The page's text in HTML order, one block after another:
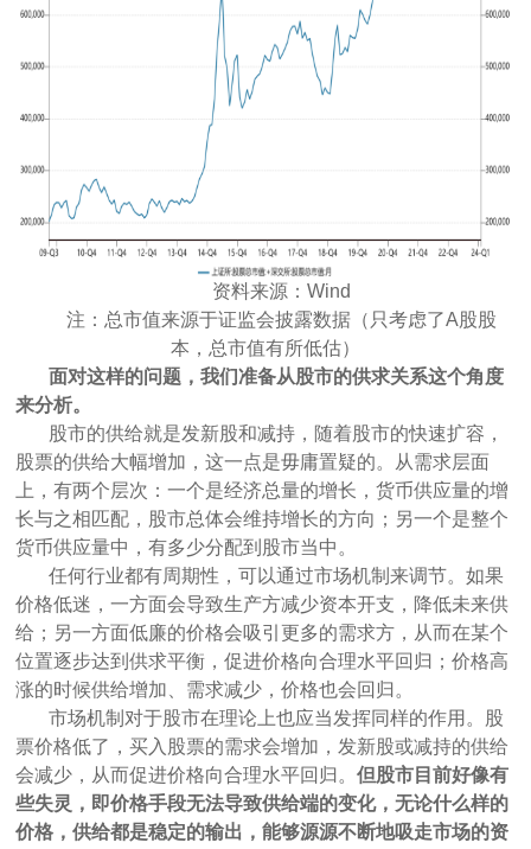
资料来源：Wind
注：总市值来源于证监会披露数据（只考虑了A股股
本，总市值有所低估）
面对这样的问题，我们准备从股市的供求关系这个角度
来分析。
股市的供给就是发新股和减持，随着股市的快速扩容，
股票的供给大幅增加，这一点是毋庸置疑的。从需求层面
上，有两个层次：一个是经济总量的增长，货币供应量的增
长与之相匹配，股市总体会维持增长的方向；另一个是整个
货币供应量中，有多少分配到股市当中。
任何行业都有周期性，可以通过市场机制来调节。如果
价格低迷，一方面会导致生产方减少资本开支，降低未来供
给；另一方面低廉的价格会吸引更多的需求方，从而在某个
位置逐步达到供求平衡，促进价格向合理水平回归；价格高
涨的时候供给增加、需求减少，价格也会回归。
市场机制对于股市在理论上也应当发挥同样的作用。股
票价格低了，买入股票的需求会增加，发新股或减持的供给
会减少，从而促进价格向合理水平回归。但股市目前好像有
些失灵，即价格手段无法导致供给端的变化，无论什么样的
价格，供给都是稳定的输出，能够源源不断地吸走市场的资